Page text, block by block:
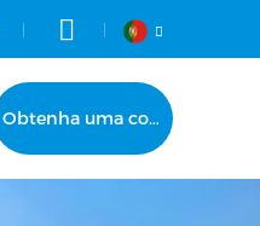
Obtenha uma cotação